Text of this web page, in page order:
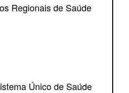
Regionais de Saúde
Único de Saúde